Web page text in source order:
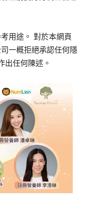
用途。 對於本網頁
一概拒絕承認任何隱
出任何陳述。